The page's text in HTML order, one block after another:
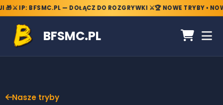
⚔️ IP: BFSMC.PL — DOŁĄCZ DO ROZGRYWKI ⚔️🏆 NOWE TRYBY •
BFSMC.PL
Nasze tryby